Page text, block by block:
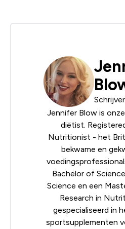
Jennifer Blow is
diëtist.
Nutritionist - het
bekwame en
Bachelor of
Science en een
Research in
gespecialiseerd in
sportsupplementen